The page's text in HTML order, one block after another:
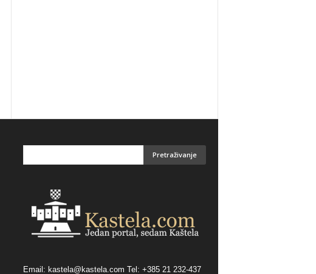
Email: kastela@kastela.com Tel: +385 21 232-437